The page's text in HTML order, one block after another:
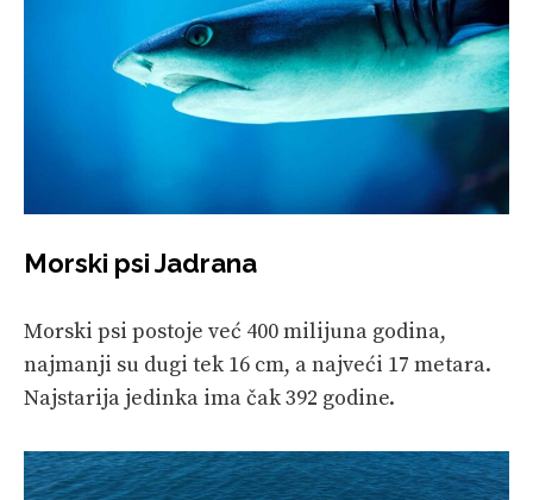
Morski psi Jadrana
Morski psi postoje već 400 milijuna godina,
najmanji su dugi tek 16 cm, a najveći 17 metara.
Najstarija jedinka ima čak 392 godine.